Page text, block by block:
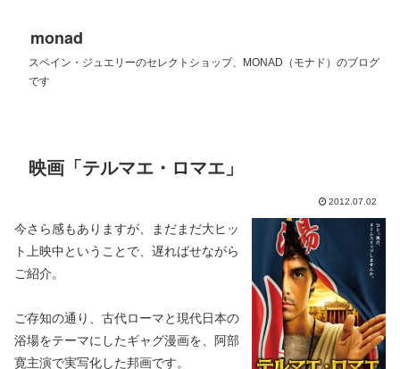
monad
スペイン・ジュエリーのセレクトショップ、MONAD（モナド）のブログ
です
映画「テルマエ・ロマエ」
2012.07.02
今さら感もありますが、まだまだ大ヒッ
ト上映中ということで、遅ればせながら
ご紹介。
ご存知の通り、古代ローマと現代日本の
浴場をテーマにしたギャグ漫画を、阿部
寛主演で実写化した邦画です。